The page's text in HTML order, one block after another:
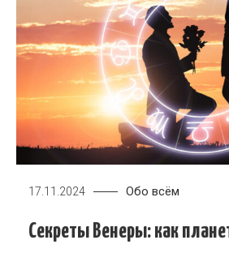
17.11.2024 Обо всём
Секреты Венеры: как